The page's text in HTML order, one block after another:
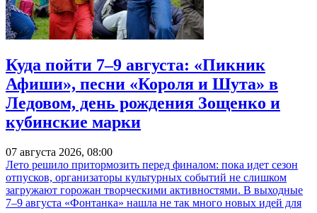
Куда пойти 7–9 августа: «Пикник
Афиши», песни «Короля и Шута» в
Ледовом, день рождения Зощенко и
кубинские марки
07 августа 2026, 08:00
Лето решило притормозить перед финалом: пока идет сезон
отпусков, организаторы культурных событий не слишком
загружают горожан творческими активностями. В выходные
7–9 августа «Фонтанка» нашла не так много новых идей для